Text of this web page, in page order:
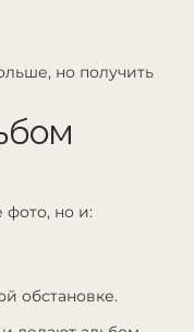
но получить
фото, но и:
обстановке.